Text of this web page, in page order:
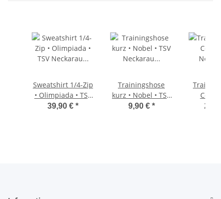
Sweatshirt 1/4-Zip
• Olimpiada • TSV
Neckarau • Rot •
39,90 € *
Trainingshose
kurz • Nobel • TSV
Neckarau • Grau •
9,90 € *